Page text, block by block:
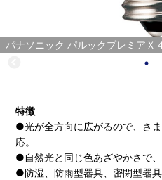
パナソニック パルックプレミアＸ
特徴
●光が全方向に広がるので、さ
応。
●自然光と同じ色あざやかさで、
●防湿、防雨型器具、密閉型器具